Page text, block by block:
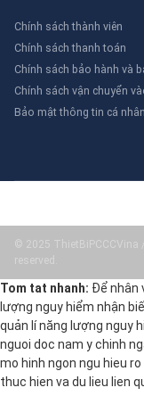
Chính sách thành viên
Chính sách thanh toán
Chính sách bảo hành và
Chính sách vận chuyển
Bảo mật thông tin cá nhân
© 2025 ThietBiPCCCVina
reserved.
Tom tat nhanh: Để nhân
lượng nguy hiểm nhận
quản lí năng lượng nguy
nguoi doc nam y chinh
mo hinh ngon ngu hieu
thuc hien va du lieu lien